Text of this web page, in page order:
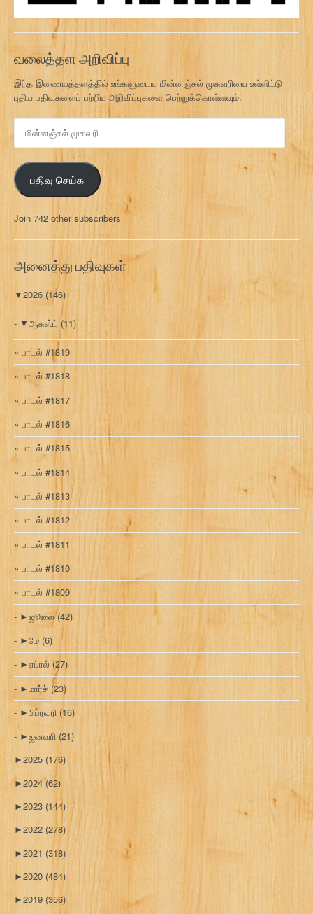
வலைத்தள அறிவிப்பு
இந்த இணையத்தளத்தில் உங்களுடைய மின்னஞ்சல் முகவரியை உள்ளிட்டு
புதிய பதிவுகளைப் பற்றிய அறிவிப்புகளை பெற்றுக்கொள்ளவும்.
ன
ஞ்
ச
ல்
க
வ
பதிவு செய்க
Join 742 other subscribers
அனைத்து பதிவுகள்
▼2026 (146)
▼ஆகஸ்ட் (11)
பாடல் #1819
பாடல் #1818
பாடல் #1817
பாடல் #1816
பாடல் #1815
பாடல் #1814
பாடல் #1813
பாடல் #1812
பாடல் #1811
பாடல் #1810
பாடல் #1809
►ஜூலை(42)
►மே (6)
►ஏப்ரல் (27)
►மார்ச் (23)
►பிப்ரவரி (16)
►ஜனவரி(21)
►2025 (176)
►2024(62)
►2023 (144)
►2022 (278)
►2021 (318)
►2020 (484)
►2019 (356)